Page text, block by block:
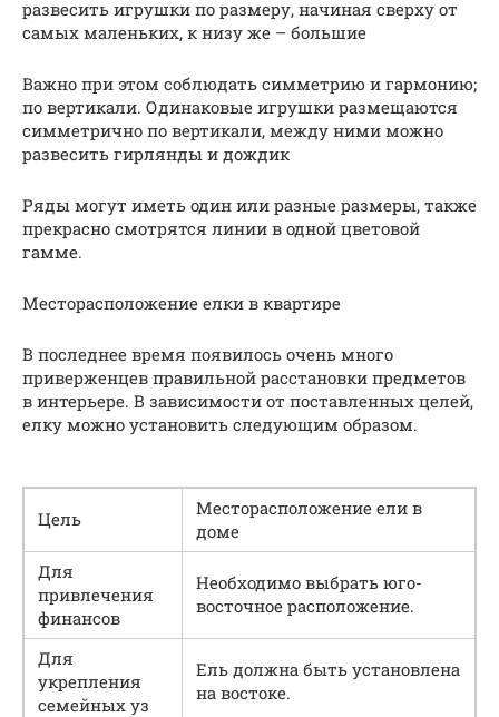
развесить игрушки по размеру, начиная сверху от
самых маленьких, к низу же – большие
Важно при этом соблюдать симметрию и гармонию;
по вертикали. Одинаковые игрушки размещаются
симметрично по вертикали, между ними можно
развесить гирлянды и дождик
Ряды могут иметь один или разные размеры, также
прекрасно смотрятся линии в одной цветовой
гамме.
Месторасположение елки в квартире
В последнее время появилось очень много
приверженцев правильной расстановки предметов
в интерьере. В зависимости от поставленных целей,
елку можно установить следующим образом.
Цель
Месторасположение ели в
доме
Для
привлечения
финансов
Необходимо выбрать юго-
восточное расположение.
Для
укрепления
семейных уз
Ель должна быть установлена
на востоке.